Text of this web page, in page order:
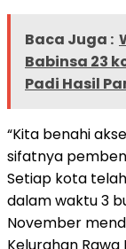
Baca Juga :
Babinsa 23
Padi Hasil
“Kita benahi
sifatnya
Setiap kota
dalam waktu 3
November
Kelurahan Rawa